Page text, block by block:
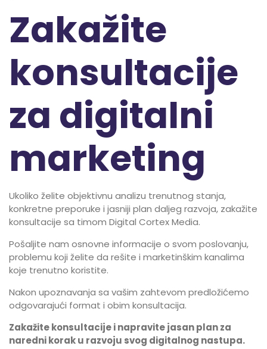
Zakažite
konsultacije
za digitalni
marketing
Ukoliko želite objektivnu analizu trenutnog stanja,
konkretne preporuke i jasniji plan daljeg razvoja, zakažite
konsultacije sa timom Digital Cortex Media.
Pošaljite nam osnovne informacije o svom poslovanju,
problemu koji želite da rešite i marketinškim kanalima
koje trenutno koristite.
Nakon upoznavanja sa vašim zahtevom predložićemo
odgovarajući format i obim konsultacija.
Zakažite konsultacije i napravite jasan plan za
naredni korak u razvoju svog digitalnog nastupa.